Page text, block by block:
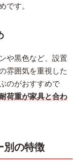
です。
や黒色など、設置
雰囲気を重視した
のがおすすめで
荷重が家具と合わ
別の特徴